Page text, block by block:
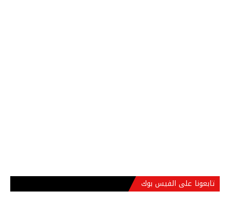
تابعونا على الفيس بوك